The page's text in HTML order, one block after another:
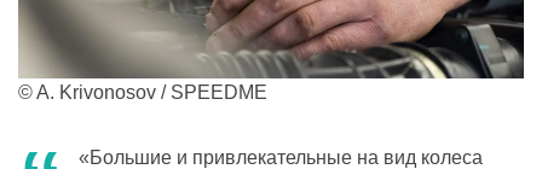
© A. Krivonosov / SPEEDME
«Большие и привлекательные на вид колеса